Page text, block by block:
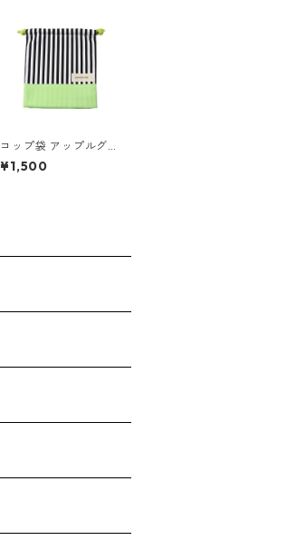
コップ袋 アップルグリ
ーン×ストライプ 85-7
2895-1
¥1,500